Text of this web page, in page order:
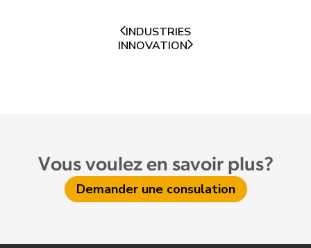
INDUSTRIES
INNOVATION
Vous voulez en savoir plus?
Demander une consulation